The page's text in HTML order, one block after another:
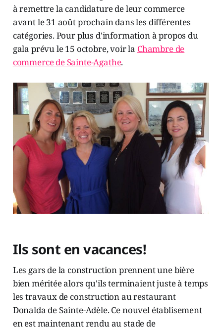
à remettre la candidature de leur commerce
avant le 31 août prochain dans les différentes
catégories. Pour plus d'information à propos du
gala prévu le 15 octobre, voir la Chambre de
commerce de Sainte-Agathe.
Ils sont en vacances!
Les gars de la construction prennent une bière
bien méritée alors qu'ils terminaient juste à temps
les travaux de construction au restaurant
Donalda de Sainte-Adèle. Ce nouvel établisement
en est maintenant rendu au stade de